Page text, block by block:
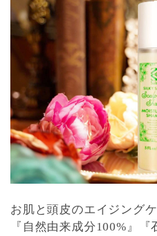
お肌と頭皮のエイジング
『自然由来成分100%』